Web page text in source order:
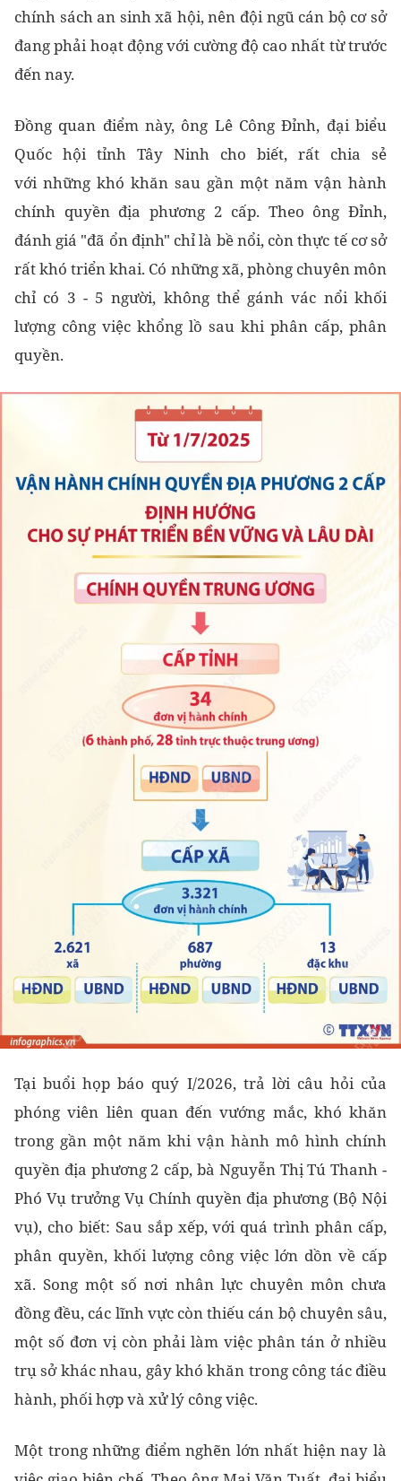
chính sách an sinh xã hội, nên đội ngũ cán bộ cơ sở
đang phải hoạt động với cường độ cao nhất từ trước
đến nay.
Đồng quan điểm này, ông Lê Công Đỉnh, đại biểu
Quốc hội tỉnh Tây Ninh cho biết, rất chia sẻ
với những khó khăn sau gần một năm vận hành
chính quyền địa phương 2 cấp. Theo ông Đỉnh,
đánh giá "đã ổn định" chỉ là bề nổi, còn thực tế cơ sở
rất khó triển khai. Có những xã, phòng chuyên môn
chỉ có 3 - 5 người, không thể gánh vác nổi khối
lượng công việc khổng lồ sau khi phân cấp, phân
quyền.
Tại buổi họp báo quý I/2026, trả lời câu hỏi của
phóng viên liên quan đến vướng mắc, khó khăn
trong gần một năm khi vận hành mô hình chính
quyền địa phương 2 cấp, bà Nguyễn Thị Tú Thanh -
Phó Vụ trưởng Vụ Chính quyền địa phương (Bộ Nội
vụ), cho biết: Sau sắp xếp, với quá trình phân cấp,
phân quyền, khối lượng công việc lớn dồn về cấp
xã. Song một số nơi nhân lực chuyên môn chưa
đồng đều, các lĩnh vực còn thiếu cán bộ chuyên sâu,
một số đơn vị còn phải làm việc phân tán ở nhiều
trụ sở khác nhau, gây khó khăn trong công tác điều
hành, phối hợp và xử lý công việc.
Một trong những điểm nghẽn lớn nhất hiện nay là